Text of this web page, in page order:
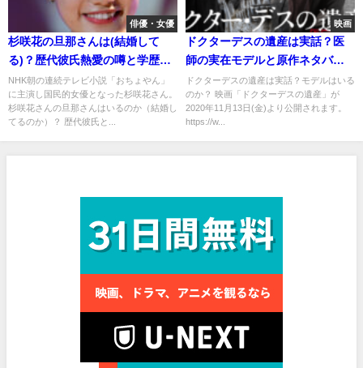
俳優・女優
杉咲花の旦那さんは(結婚して
る)？歴代彼氏熱愛の噂と学歴
は？
NHK朝の連続テレビ小説「おちょやん」
に主演し国民的女優となった杉咲花さん。
杉咲花さんの旦那さんはいるのか（結婚し
てるのか）？ 歴代彼氏と...
映画
ドクターデスの遺産は実話？医
師の実在モデルと原作ネタバレ
注意！豪華キャストが話題！
ドクターデスの遺産は実話？モデルはいる
のか？ 映画「ドクターデスの遺産」が
2020年11月13日(金)より公開されます。
https://w...